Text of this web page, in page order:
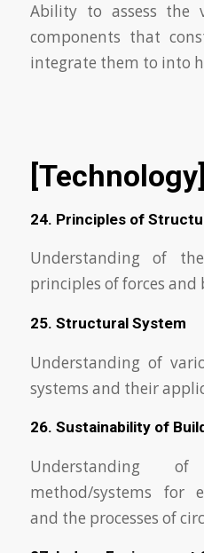
Ability to assess the
components that
integrate them to into
[Technology]
24. Principles of
Understanding of
principles of forces
25. Structural System
Understanding of
systems and their
26. Sustainability of
Understanding
method/systems for
and the processes of